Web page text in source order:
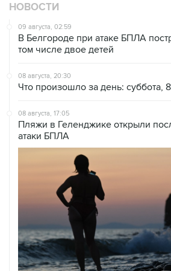
НОВОСТИ
09 августа, 02:59
В Белгороде при атаке БПЛА
том числе двое детей
08 августа, 20:30
Что произошло за день: суббота, 8
08 августа, 17:05
Пляжи в Геленджике открыли
атаки БПЛА